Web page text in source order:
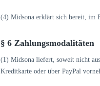
(4) Midsona erklärt sich bereit, im
§ 6 Zahlungsmodalitäten
(1) Midsona liefert, soweit nicht
Kreditkarte oder über PayPal